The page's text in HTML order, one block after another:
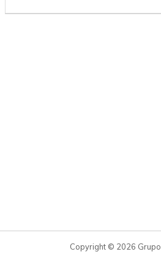
Copyright © 2026 Grupo